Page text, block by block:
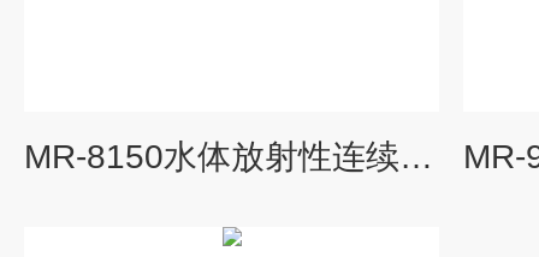
MR-8150水体放射性连续监测仪